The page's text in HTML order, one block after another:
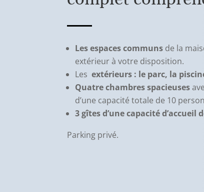
Les espaces communs de la
extérieur à votre disposition.
Lesextérieurs : le parc, la
Quatre chambres spacieuses
d’une capacité totale de 10
3 gîtes d’une capacité d’accueil
Parking privé.